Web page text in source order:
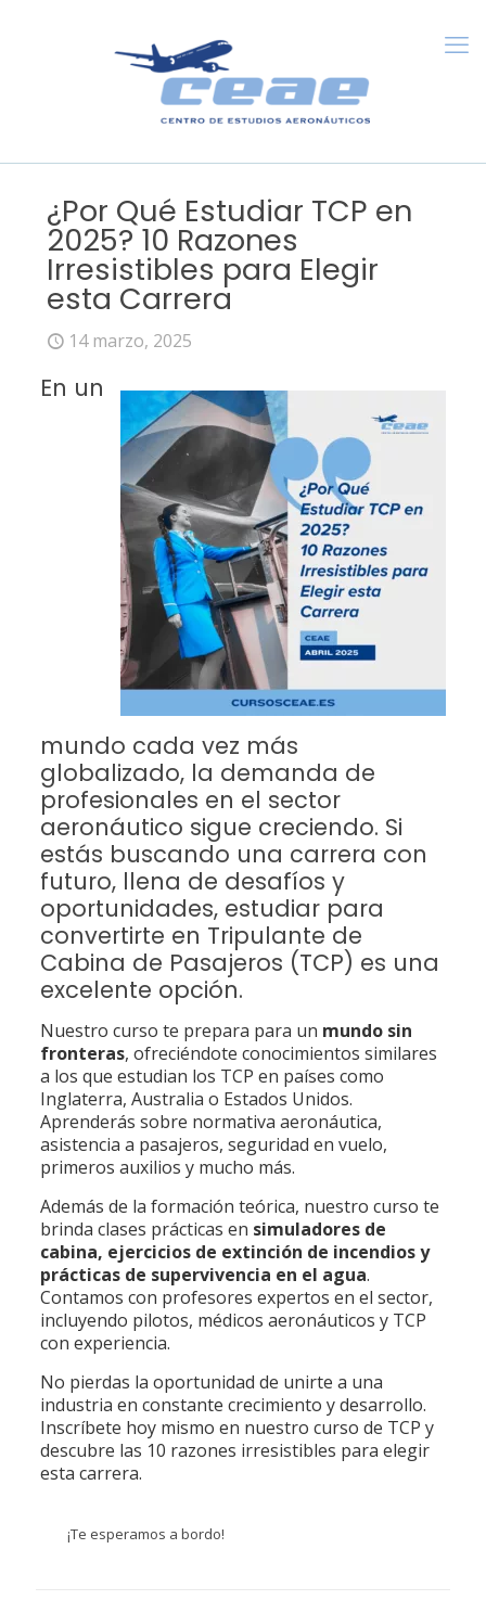
¿Por Qué Estudiar TCP en
2025? 10 Razones
Irresistibles para Elegir
esta Carrera
14 marzo, 2025
En un
mundo cada vez más
globalizado, la demanda de
profesionales en el sector
aeronáutico sigue creciendo. Si
estás buscando una carrera con
futuro, llena de desafíos y
oportunidades, estudiar para
convertirte en Tripulante de
Cabina de Pasajeros (TCP) es una
excelente opción.
Nuestro curso te prepara para un mundo sin
fronteras, ofreciéndote conocimientos similares
a los que estudian los TCP en países como
Inglaterra, Australia o Estados Unidos.
Aprenderás sobre normativa aeronáutica,
asistencia a pasajeros, seguridad en vuelo,
primeros auxilios y mucho más.
Además de la formación teórica, nuestro curso te
brinda clases prácticas en simuladores de
cabina, ejercicios de extinción de incendios y
prácticas de supervivencia en el agua.
Contamos con profesores expertos en el sector,
incluyendo pilotos, médicos aeronáuticos y TCP
con experiencia.
No pierdas la oportunidad de unirte a una
industria en constante crecimiento y desarrollo.
Inscríbete hoy mismo en nuestro curso de TCP y
descubre las 10 razones irresistibles para elegir
esta carrera.
¡Te esperamos a bordo!